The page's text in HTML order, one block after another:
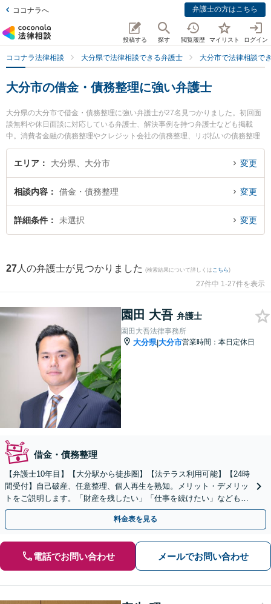
ココナラへ 弁護士の方はこちら
投稿する 探す 閲覧履歴 マイリスト ログイン
ココナラ法律相談 大分県で法律相談できる弁護士 大分市で法律相談で
大分市の借金・債務整理に強い弁護士
大分県の大分市で借金・債務整理に強い弁護士が27名見つかりました。初回面
談無料や休日面談に対応している弁護士、解決事例を持つ弁護士なども掲載
中。消費者金融の債務整理やクレジット会社の債務整理、リボ払いの債務整理
等の細かな分野での絞り込み検索もでき便利です。特に園田大吾法律事務所の
園田 大吾弁護士や麻生法律事務所の麻生 昭一弁護士、大分フラワー法律事務所
弁護士に相談したい』『借金・債務整理のトラブル解決の実績豊富な近くの弁
護士を検索したい』『初回相談無料で借金・債務整理を法律相談できる大分市
内の弁護士に相談予約したい』などでお困りの相談者さんにおすすめです。
エリア 大分県、大分市 変更
相談内容 借金・債務整理 変更
詳細条件 未選択 変更
27 人の弁護士が見つかりました (検索結果について詳しくは こちら)
27件中 1-27件を表示
園田 大吾 弁護士
園田大吾法律事務所
大分県|大分市営業時間：本日定休日
借金・債務整理
【弁護士10年目】【大分駅から徒歩圏】【法テラス利用可能】【24時
間受付】自己破産、任意整理、個人再生を熟知。メリット・デメリッ
トをご説明します。「財産を残したい」「仕事を続けたい」などもご
相談ください。新たな人生を歩めるように徹底サポート
料金表を見る
電話でお問い合わせ メールでお問い合わせ